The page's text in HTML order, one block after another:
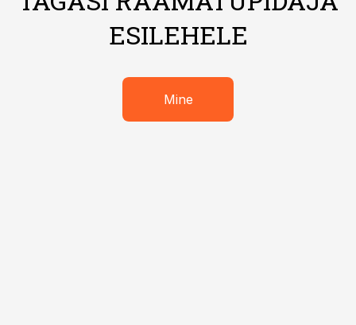
ESILEHELE
Mine